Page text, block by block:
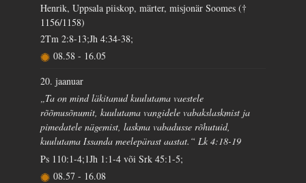
Henrik, Uppsala piiskop, märter, misjonär Soomes (†
1156/1158)
2Tm 2:8-13;Jh 4:34-38;
08.58 - 16.05
20. jaanuar
„Ta on mind läkitanud kuulutama vaestele
rõõmusõnumit, kuulutama vangidele vabakslaskmist ja
pimedatele nägemist, laskma vabadusse rõhutuid,
kuulutama Issanda meelepärast aastat.“ Lk 4:18-19
Ps 110:1-4;1Jh 1:1-4 või Srk 45:1-5;
08.57 - 16.08